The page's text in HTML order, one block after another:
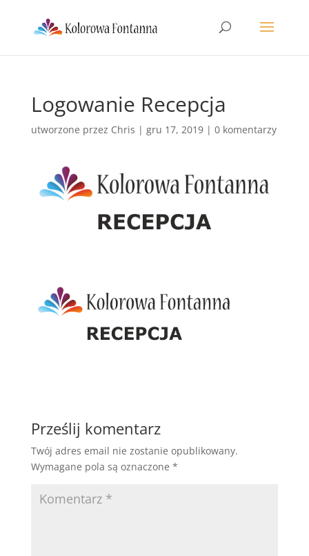
Logowanie Recepcja
utworzone przez Chris | gru 17, 2019| 0 komentarzy
Prześlij komentarz
Twój adres email nie zostanie opublikowany.
Wymagane pola są oznaczone *